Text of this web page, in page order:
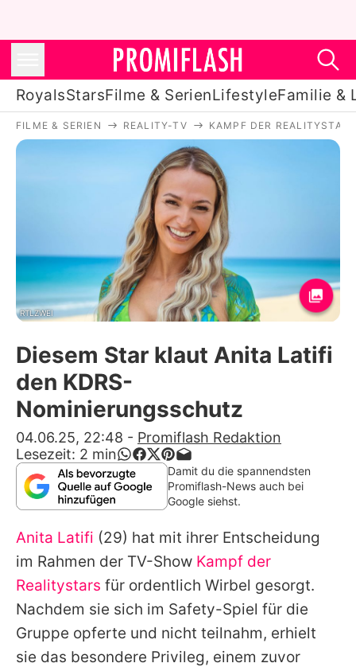
RoyalsStarsFilme & SerienLifestyleFamilie &
Royals
Stars
Filme & Serien
Lifestyle
Familie & Liebe
Promiflash Exklusiv
Alle Themen auf Promiflash
App runterladen
Team
Redaktionelle Richtlinien
Impressum
Datenschutzerklärung
Nutzungsbedingungen
Utiq verwalten
FILME & SERIEN REALITY-TV KAMPF DER
RTLZWEI
Diesem Star klaut Anita Latifi
den KDRS-
Nominierungsschutz
04.06.25, 22:48 - Promiflash Redaktion
Lesezeit: 2 min
Damit du die spannendsten
Promiflash-News auch bei
Google siehst.
Anita Latifi (29) hat mit ihrer Entscheidung
im Rahmen der TV-Show Kampf der
Realitystars für ordentlich Wirbel gesorgt.
Nachdem sie sich im Safety-Spiel für die
Gruppe opferte und nicht teilnahm, erhielt
sie das besondere Privileg, einem zuvor